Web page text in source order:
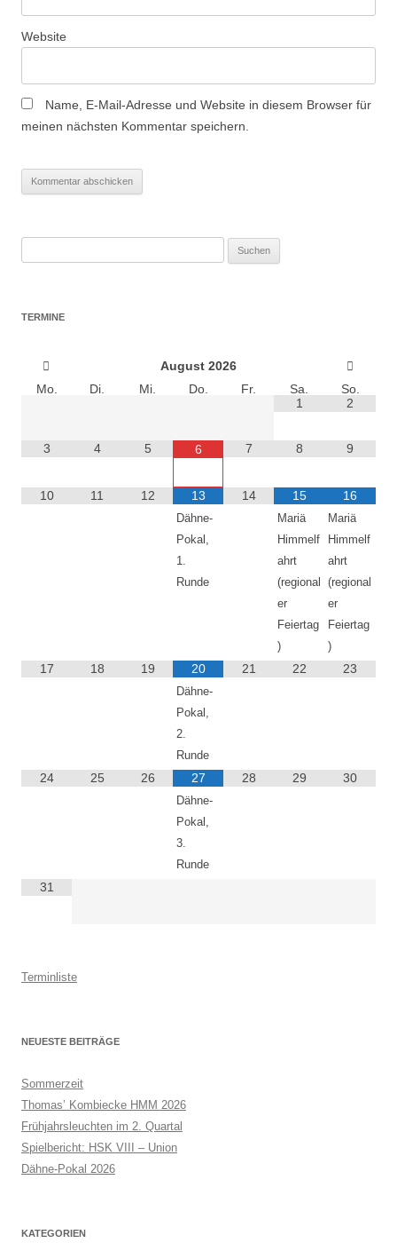
Website
Name, E-Mail-Adresse und Website in diesem Browser für
meinen nächsten Kommentar speichern.
TERMINE
August 2026
Mo.
Di. Mi. Do. Fr. Sa.
So.
1
2
3 4 5 6 7 8 9
10 11 12 13
Dähne-
Pokal,
1.
Runde
14 15
Mariä
Himmelf
ahrt
(regional
er
Feiertag
)
16
Mariä
Himmelf
ahrt
(regional
er
Feiertag
)
17 18 19 20
Dähne-
Pokal,
2.
Runde
21 22 23
24 25 26 27
Dähne-
Pokal,
3.
Runde
28 29 30
31
Terminliste
NEUESTE BEITRÄGE
Sommerzeit
Thomas’ Kombiecke HMM 2026
Frühjahrsleuchten im 2. Quartal
Spielbericht: HSK VIII – Union
Dähne-Pokal 2026
KATEGORIEN